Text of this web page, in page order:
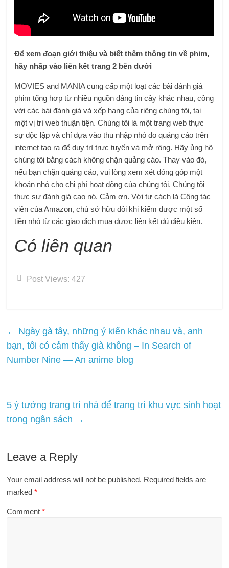
Để xem đoạn giới thiệu và biết thêm thông tin về phim,
hãy nhấp vào liên kết trang 2 bên dưới
MOVIES and MANIA cung cấp một loạt các bài đánh giá
phim tổng hợp từ nhiều nguồn đáng tin cậy khác nhau, cộng
với các bài đánh giá và xếp hạng của riêng chúng tôi, tại
một vị trí web thuận tiện. Chúng tôi là một trang web thực
sự độc lập và chỉ dựa vào thu nhập nhỏ do quảng cáo trên
internet tạo ra để duy trì trực tuyến và mở rộng. Hãy ủng hộ
chúng tôi bằng cách không chặn quảng cáo. Thay vào đó,
nếu bạn chặn quảng cáo, vui lòng xem xét đóng góp một
khoản nhỏ cho chi phí hoạt động của chúng tôi. Chúng tôi
thực sự đánh giá cao nó. Cảm ơn. Với tư cách là Cộng tác
viên của Amazon, chủ sở hữu đôi khi kiếm được một số
tiền nhỏ từ các giao dịch mua được liên kết đủ điều kiện.
Có liên quan
Post Views: 427
← Ngày gà tây, những ý kiến ​​khác nhau và, anh
bạn, tôi có cảm thấy già không – In Search of
Number Nine — An anime blog
5 ý tưởng trang trí nhà để trang trí khu vực sinh hoạt
trong ngân sách →
Leave a Reply
Your email address will not be published. Required fields are
marked*
Comment*